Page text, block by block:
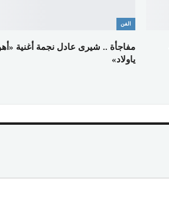
الفن
مفاجأة .. شيرى عادل نجمة أغنية
ياولاد»